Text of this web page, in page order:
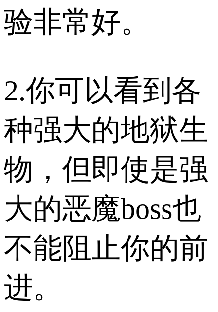
验非常好。
2.你可以看到各
种强大的地狱生
物，但即使是强
大的恶魔boss也
不能阻止你的前
进。